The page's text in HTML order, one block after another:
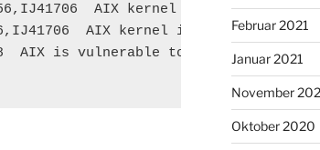
AIX kernel is
AIX kernel is
AIX is vulnerable to a privilege
Februar 2021
Januar 2021
November
Oktober 2020